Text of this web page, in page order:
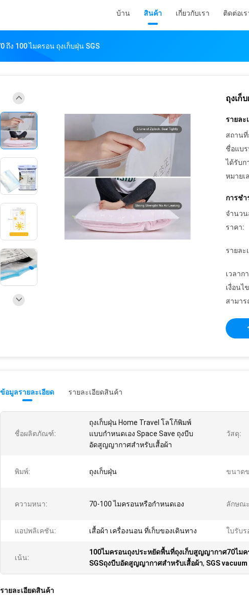
บ้าน สินค้า เกี่ยวกับเรา ติดต่อเร
ถึง 100 ไมครอน ถุงเก็บฝุ่น SGS
ถุงเก็
รายละ
สถานที่
ชื่อแบ
ได้รับก
หมายเ
การชำ
จำนว
ราคา:
รายละ
เวลาก
เงื่อนไ
สามาร
ข้อมูลรายละเอียด รายละเอียดสินค้า
ชื่อผลิตภัณฑ์:
ถุงเก็บฝุ่น Home Travel โลโก้พิมพ์
แบบกำหนดเอง Space Save ถุงบีบ
อัดสูญญากาศสำหรับเสื้อผ้า
วัสดุ:
พิมพ์: ถุงเก็บฝุ่น ขนาดข
ความหนา: 70-100 ไมครอนหรือกำหนดเอง ลักษณ
แอปพลิเคชัน: เสื้อผ้า เครื่องนอน ที่เก็บของเดินทาง ใบรับร
เน้น:
100ไมครอนถุงประหยัดพื้นที่ถุงเก็บสูญญากาศ70ไม
SGSถุงบีบอัดสูญญากาศสำหรับเสื้อผ้า, SGS
รายละเอียดสินค้า